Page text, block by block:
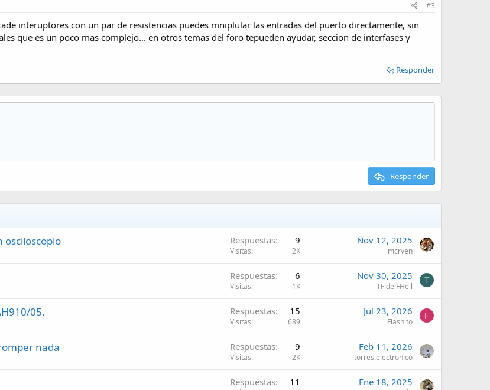
#3
interuptores con un par de resistencias puedes mniplular las entradas del puerto directamente, sin
que es un poco mas complejo... en otros temas del foro tepueden ayudar, seccion de interfases y
Responder
Responder
osciloscopio Respuestas 9
Visitas 2K
Nov 12, 2025
mcrven
Respuestas 6
Visitas 1K
Nov 30, 2025
TFidelFHell
T
05. Respuestas 15
Visitas 689
Jul 23, 2026
Flashito
F
nada Respuestas 9
Visitas 2K
Feb 11, 2026
torres.electronico
Respuestas 11 Ene 18, 2025